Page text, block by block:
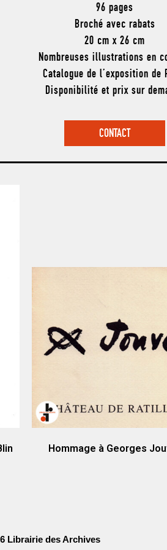
96 pages
Broché avec rabats
20 cm x 26 cm
Nombreuses illustrations en
Catalogue de l’exposition de
Disponibilité et prix sur
CONTACT
Hommage à Georges
Librairie des Archives